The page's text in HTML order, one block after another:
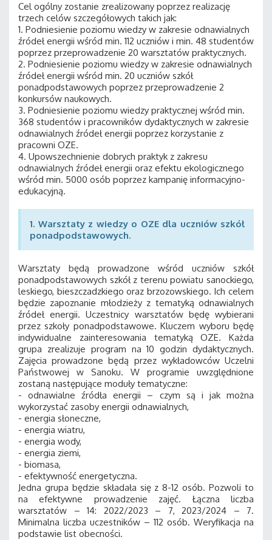
Cel ogólny zostanie zrealizowany poprzez realizację
trzech celów szczegółowych takich jak:
1. Podniesienie poziomu wiedzy w zakresie odnawialnych
źródeł energii wśród min. 112 uczniów i min. 48 studentów
poprzez przeprowadzenie 20 warsztatów praktycznych.
2. Podniesienie poziomu wiedzy w zakresie odnawialnych
źródeł energii wśród min. 20 uczniów szkół
ponadpodstawowych poprzez przeprowadzenie 2
konkursów naukowych.
3. Podniesienie poziomu wiedzy praktycznej wśród min.
368 studentów i pracowników dydaktycznych w zakresie
odnawialnych źródeł energii poprzez korzystanie z
pracowni OZE.
4. Upowszechnienie dobrych praktyk z zakresu
odnawialnych źródeł energii oraz efektu ekologicznego
wśród min. 5000 osób poprzez kampanię informacyjno-
edukacyjną.
1. Warsztaty z wiedzy o OZE dla uczniów szkół
ponadpodstawowych.
Warsztaty będą prowadzone wśród uczniów szkół
ponadpodstawowych szkół z terenu powiatu sanockiego,
leskiego, bieszczadzkiego oraz brzozowskiego. Ich celem
będzie zapoznanie młodzieży z tematyką odnawialnych
źródeł energii. Uczestnicy warsztatów będę wybierani
przez szkoły ponadpodstawowe. Kluczem wyboru będę
indywidualne zainteresowania tematyką OZE. Każda
grupa zrealizuje program na 10 godzin dydaktycznych.
Zajęcia prowadzone będą przez wykładowców Uczelni
Państwowej w Sanoku. W programie uwzględnione
zostaną następujące moduły tematyczne:
- odnawialne źródła energii – czym są i jak można
wykorzystać zasoby energii odnawialnych,
- energia słoneczne,
- energia wiatru,
- energia wody,
- energia ziemi,
- biomasa,
- efektywność energetyczna.
Jedna grupa będzie składała się z 8-12 osób. Pozwoli to
na efektywne prowadzenie zajęć. Łączna liczba
warsztatów – 14: 2022/2023 – 7, 2023/2024 – 7.
Minimalna liczba uczestników – 112 osób. Weryfikacja na
podstawie list obecności.